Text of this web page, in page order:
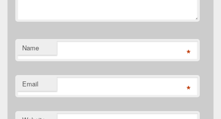
Name *
Email *